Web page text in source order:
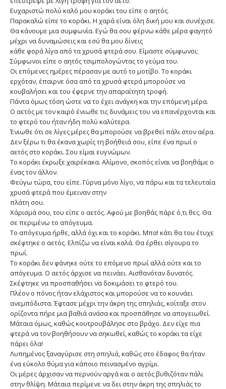
Ευχαριστώ πολύ καλό μου κοράκι του είπε ο αητός.
Παρακαλώ είπε το κοράκι. Η χαρά είναι όλη δική μου και συνέχισε.
Θα κάνουμε μια συμφωνία. Εγώ θα σου φέρνω κάθε μέρα φαγητό
μέχρι να δυναμώσεις και εσύ θα μου δίνεις
κάθε φορά λίγα από τα χρυσά φτερά σου. Είμαστε σύμφωνοι;
Σύμφωνοι είπε ο αητός τσιμπολογώντας το γεύμα του.
Οι επόμενες ημέρες πέρασαν με αυτό το μοτίβο. Το κοράκι
ερχόταν, έπαιρνε όσα από τα χρυσά φτερά μπορούσε να
κουβαλήσει και του έφερνε την απαραίτητη τροφή.
Πάντα όμως τόση ώστε να το έχει ανάγκη και την επόμενη μέρα.
Ο αετός με τον καιρό ένιωθε τις δυνάμεις του να επανέρχονται και
το φτερό του ήταν ήδη πολύ καλύτερα.
Ένιωθε ότι σε λίγες μέρες θα μπορούσε να βρεθεί πάλι στον αέρα.
Δεν ξέρω τι θα έκανα χωρίς τη βοήθειά σου, είπε ένα πρωί ο
αετός στο κοράκι. Σου είμαι ευγνώμων.
Το κοράκι έκρωξε χαιρέκακα. Αλίμονο, σκοπός είναι να βοηθάμε ο
ένας τον άλλον.
Φεύγω τώρα, του είπε. Γύρνα μόνο λίγο, να πάρω και τα τελευταία
χρυσά φτερά που έμειναν στην
πλάτη σου.
Χάρισμά σου, του είπε ο αετός. Αφού με βοηθάς πάρε ό,τι θες. Θα
σε περιμένω το απόγευμα.
Το απόγευμα ήρθε, αλλά όχι και το κοράκι. Μπα! κάτι θα του έτυχε
σκέφτηκε ο αετός. Ελπίζω να είναι καλά. Θα έρθει σίγουρα το
πρωί.
Το κοράκι δεν φάνηκε ούτε το επόμενο πρωί αλλά ούτε και το
απόγευμα. Ο αετός άρχισε να πεινάει. Αισθανόταν δυνατός.
Σκέφτηκε να προσπαθήσει να δοκιμάσει το φτερό του.
Πλέον ο πόνος ήταν ελάχιστος και μπορούσε να το κουνάει
ανεμπόδιστα. Έφτασε μέχρι την άκρη της σπηλιάς, κοίταξε στον
ορίζοντα πήρε μια βαθιά ανάσα και προσπάθησε να απογειωθεί.
Μάταια όμως, καθώς κουτρουβάλησε στο βράχο. Δεν είχε πια
φτερά να τον βοηθήσουν να σηκωθεί, καθώς το κοράκι τα είχε
πάρει όλα!
Λυπημένος ξαναγύρισε στη σπηλιά, καθώς στο έδαφος θα ήταν
ένα εύκολο θύμα για κάποιο πεινασμένο αγρίμι.
Οι μέρες άρχισαν να περνούν αργά και ο αετός βυθιζόταν πάλι
στην θλίψη. Μάταια περίμενε να δει στην άκρη της σπηλιάς το